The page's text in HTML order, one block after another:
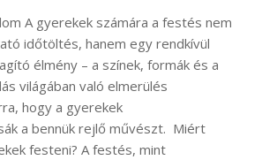
A gyerekek számára a festés nem
időtöltés, hanem egy rendkívül
élmény – a színek, formák és a
világában való elmerülés
hogy a gyerekek
a bennük rejlő művészt. Miért
festeni? A festés, mint